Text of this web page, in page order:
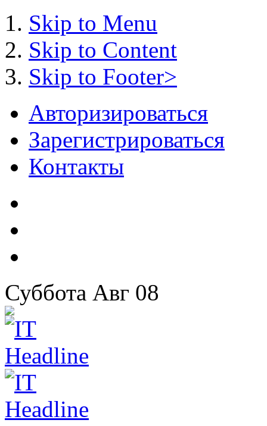
Skip to Menu
Skip to Content
Skip to Footer>
Авторизироваться
Зарегистрироваться
Контакты
Суббота Авг 08